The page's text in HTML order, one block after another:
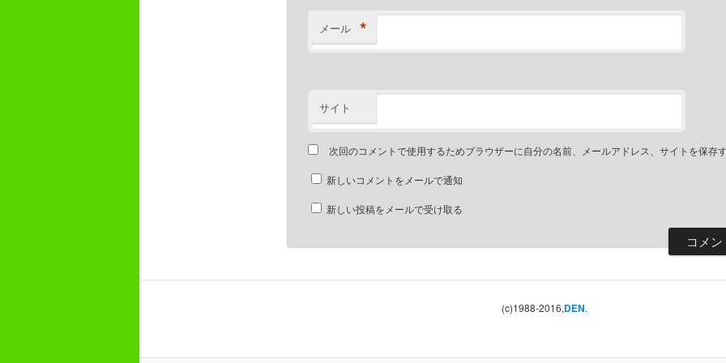
メール *
サイト
次回のコメントで使用するためブラウザーに自分の名前、メールアドレス、サイトを保存
新しいコメントをメールで通知
新しい投稿をメールで受け取る
(c)1988-2016,DEN.